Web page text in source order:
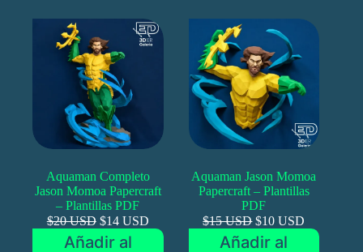
Aquaman Completo
Jason Momoa Papercraft
– Plantillas PDF
$20 USD $14 USD
Añadir al
Aquaman Jason Momoa
Papercraft – Plantillas
PDF
$15 USD $10 USD
Añadir al